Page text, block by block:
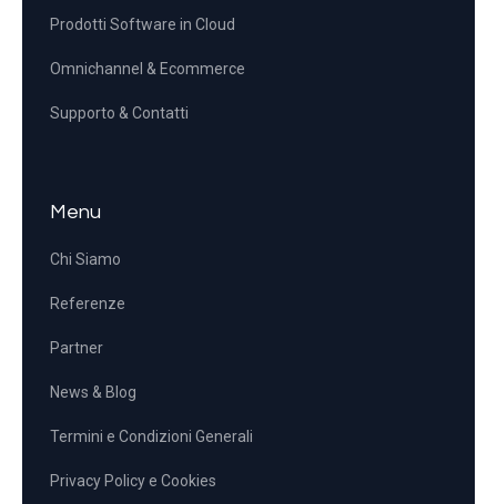
Prodotti Software in Cloud
Omnichannel & Ecommerce
Supporto & Contatti
Menu
Chi Siamo
Referenze
Partner
News & Blog
Termini e Condizioni Generali
Privacy Policy e Cookies